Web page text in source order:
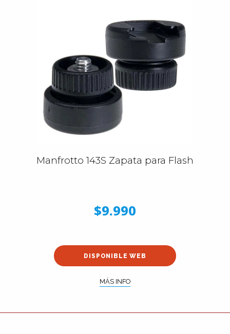
Manfrotto 143S Zapata para Flash
$9.990
DISPONIBLE WEB
MÁS INFO